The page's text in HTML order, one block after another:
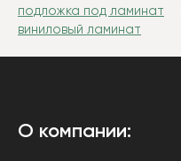
подложка под ламинат
виниловый ламинат
О компании: